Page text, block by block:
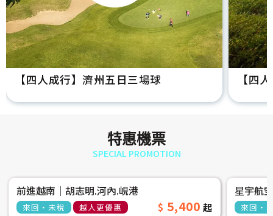
【四人成行】濟州五日三場球 【四
特惠機票
SPECIAL PROMOTION
前進越南│胡志明.河內.峴港
來回‧未稅 越人更優惠 5,400
星宇航
來回‧